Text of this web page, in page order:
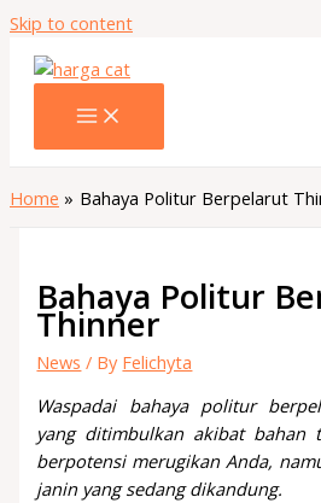
Skip to content
Home Bahaya Politur Berpelarut
Bahaya Politur
Thinner
News / By Felichyta
Waspadai bahaya politur
yang ditimbulkan akibat bahan
berpotensi merugikan Anda,
janin yang sedang dikandung.